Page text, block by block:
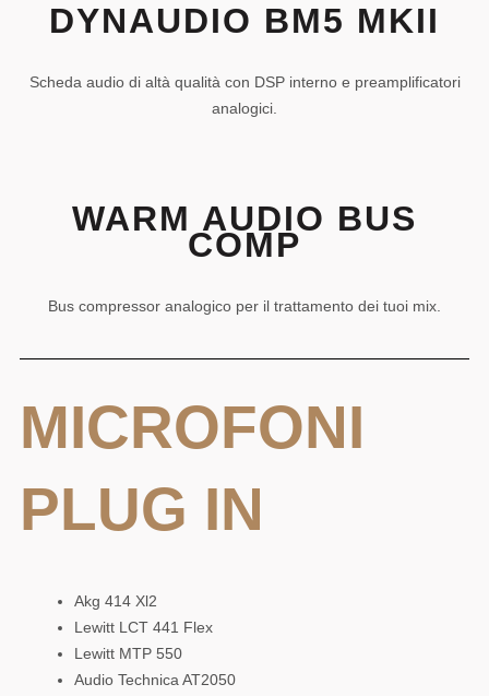
DYNAUDIO BM5 MKII
Scheda audio di altà qualità con DSP interno e preamplificatori
analogici.
WARM AUDIO BUS
COMP
Bus compressor analogico per il trattamento dei tuoi mix.
MICROFONI
PLUG IN
Akg 414 Xl2
Lewitt LCT 441 Flex
Lewitt MTP 550
Audio Technica AT2050